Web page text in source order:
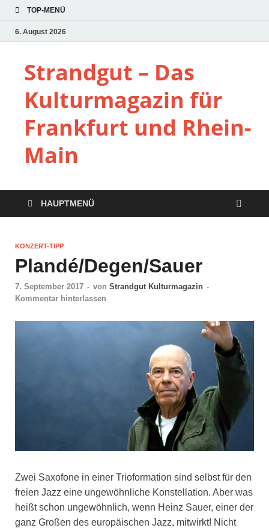
TOP-MENÜ
6. August 2026
Strandgut – Das
Kulturmagazin für
Frankfurt und Rhein-
Main
HAUPTMENÜ
KONZERT-TIPP
Plandé/Degen/Sauer
7. September 2017 - von Strandgut Kulturmagazin -
Kommentar hinterlassen
Zwei Saxofone in einer Trioformation sind selbst für den
freien Jazz eine ungewöhnliche Konstellation. Aber was
heißt schon ungewöhnlich, wenn Heinz Sauer, einer der
ganz Großen des europäischen Jazz, mitwirkt! Nicht